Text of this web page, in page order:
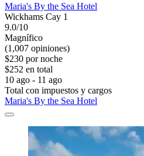
Maria's By the Sea Hotel
Wickhams Cay 1
9.0/10
Magnífico
(1,007 opiniones)
$230 por noche
$252 en total
10 ago - 11 ago
Total con impuestos y cargos
Maria's By the Sea Hotel